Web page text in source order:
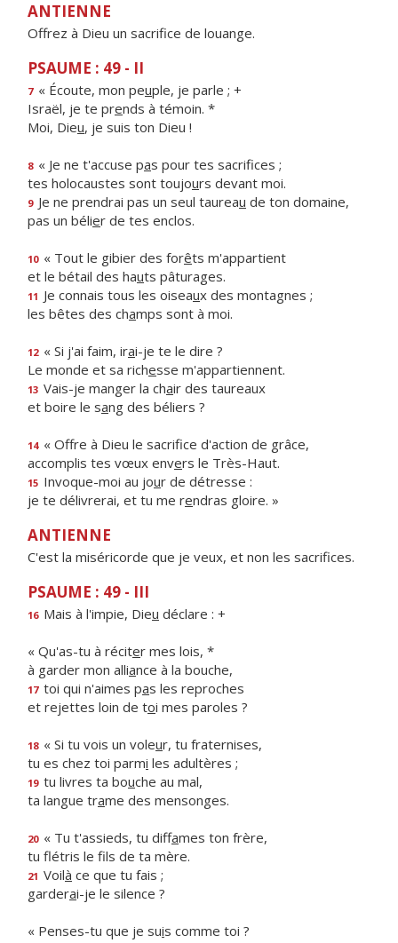
ANTIENNE
Offrez à Dieu un sacrifice de louange.
PSAUME : 49 - II
7 « Écoute, mon peuple, je parle ; +
Israël, je te prends à témoin. *
Moi, Dieu, je suis ton Dieu !
8 « Je ne t'accuse pas pour tes sacrifices ;
tes holocaustes sont toujours devant moi.
9 Je ne prendrai pas un seul taureau de ton domaine,
pas un bélier de tes enclos.
10 « Tout le gibier des forêts m'appartient
et le bétail des hauts pâturages.
11 Je connais tous les oiseaux des montagnes ;
les bêtes des champs sont à moi.
12 « Si j'ai faim, irai-je te le dire ?
Le monde et sa richesse m'appartiennent.
13 Vais-je manger la chair des taureaux
et boire le sang des béliers ?
14 « Offre à Dieu le sacrifce d'action de grâce,
accomplis tes vœux envers le Très-Haut.
15 Invoque-moi au jour de détresse :
je te délivrerai, et tu me rendras gloire. »
ANTIENNE
C'est la miséricorde que je veux, et non les sacrifices.
PSAUME : 49 - III
16 Mais à l'impie, Dieu déclare : +
« Qu'as-tu à réciter mes lois, *
à garder mon alliance à la bouche,
17 toi qui n'aimes pas les reproches
et rejettes loin de toi mes paroles ?
18 « Si tu vois un voleur, tu fraternises,
tu es chez toi parmi les adultères ;
19 tu livres ta bouche au mal,
ta langue trame des mensonges.
20 « Tu t'assieds, tu diffames ton frère,
tu flétris le fls de ta mère.
21 Voilà ce que tu fais ;
garderai-je le silence ?
« Penses-tu que je suis comme toi ?